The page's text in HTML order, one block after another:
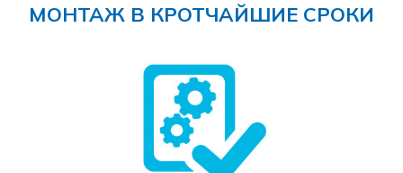
МОНТАЖ В КРОТЧАЙШИЕ СРОКИ